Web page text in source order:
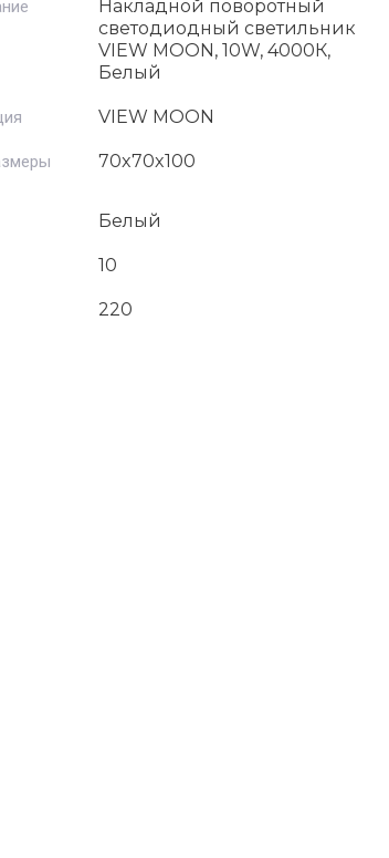
Накладной поворотный
светодиодный светильник
VIEW MOON, 10W, 4000К,
Белый
VIEW MOON
70x70x100
Белый
10
220